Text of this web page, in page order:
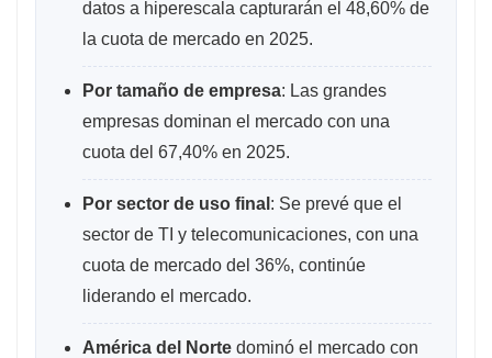
datos a hiperescala capturarán el 48,60% de
la cuota de mercado en 2025.
Por tamaño de empresa: Las grandes
empresas dominan el mercado con una
cuota del 67,40% en 2025.
Por sector de uso final : Se prevé que el
sector de TI y telecomunicaciones, con una
cuota de mercado del 36%, continúe
liderando el mercado.
América del Norte dominó el mercado con